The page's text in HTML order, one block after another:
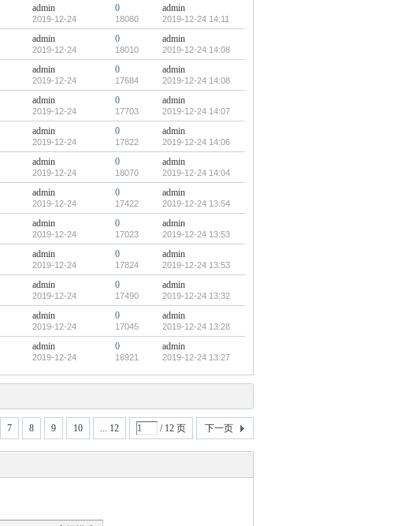
admin
2019-12-24
0
18080
admin
2019-12-24 14:11
admin
2019-12-24
0
18010
admin
2019-12-24 14:08
admin
2019-12-24
0
17684
admin
2019-12-24 14:08
admin
2019-12-24
0
17703
admin
2019-12-24 14:07
admin
2019-12-24
0
17822
admin
2019-12-24 14:06
admin
2019-12-24
0
18070
admin
2019-12-24 14:04
admin
2019-12-24
0
17422
admin
2019-12-24 13:54
admin
2019-12-24
0
17023
admin
2019-12-24 13:53
admin
2019-12-24
0
17824
admin
2019-12-24 13:53
admin
2019-12-24
0
17490
admin
2019-12-24 13:32
admin
2019-12-24
0
17045
admin
2019-12-24 13:28
admin
2019-12-24
0
16921
admin
2019-12-24 13:27
7 8 9 10 ... 12 / 12 页 下一页